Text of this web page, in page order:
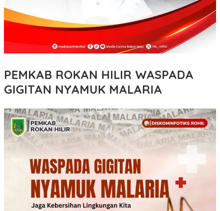
PEMKAB ROKAN HILIR WASPADA
GIGITAN NYAMUK MALARIA